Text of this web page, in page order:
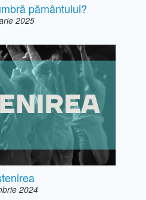
pământului?
2025
2024